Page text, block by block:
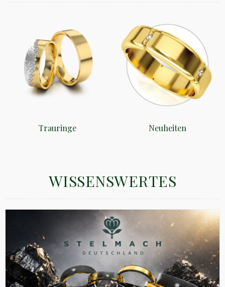
Trauringe Neuheiten
WISSENSWERTES